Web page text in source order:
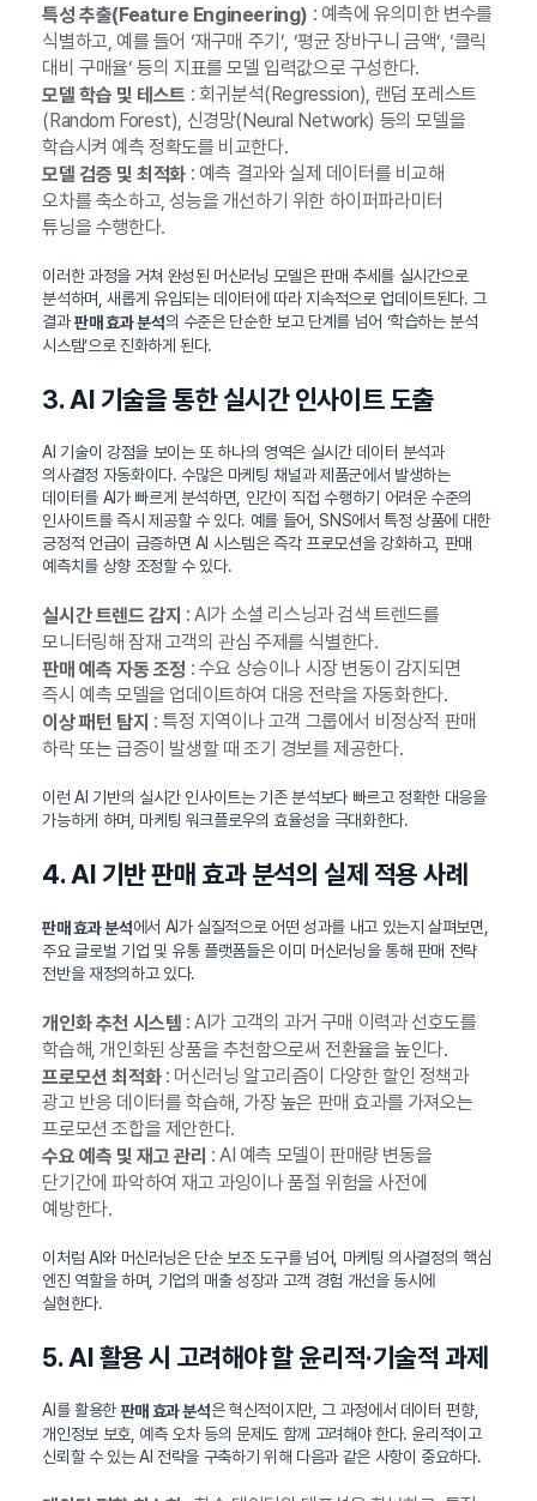
특성 추출(Feature Engineering) : 예측에 유의미한 변수를
식별하고, 예를 들어 ‘재구매 주기’, ‘평균 장바구니 금액’, ‘클릭
대비 구매율’ 등의 지표를 모델 입력값으로 구성한다.
모델 학습 및 테스트 : 회귀분석(Regression), 랜덤 포레스트
(Random Forest), 신경망(Neural Network) 등의 모델을
학습시켜 예측 정확도를 비교한다.
모델 검증 및 최적화: 예측 결과와 실제 데이터를 비교해
오차를 축소하고, 성능을 개선하기 위한 하이퍼파라미터
튜닝을 수행한다.
이러한 과정을 거쳐 완성된 머신러닝 모델은 판매 추세를 실시간으로
분석하며, 새롭게 유입되는 데이터에 따라 지속적으로 업데이트된다. 그
결과판매 효과 분석의 수준은 단순한 보고 단계를 넘어 ‘학습하는 분석
시스템’으로 진화하게 된다.
3. AI 기술을 통한 실시간 인사이트 도출
AI 기술이 강점을 보이는 또 하나의 영역은 실시간 데이터 분석과
의사결정 자동화이다. 수많은 마케팅 채널과 제품군에서 발생하는
데이터를 AI가 빠르게 분석하면, 인간이 직접 수행하기 어려운 수준의
인사이트를 즉시 제공할 수 있다. 예를 들어, SNS에서 특정 상품에 대한
긍정적 언급이 급증하면 AI 시스템은 즉각 프로모션을 강화하고, 판매
예측치를 상향 조정할 수 있다.
실시간 트렌드 감지 : AI가 소셜 리스닝과 검색 트렌드를
모니터링해 잠재 고객의 관심 주제를 식별한다.
판매 예측 자동 조정 : 수요 상승이나 시장 변동이 감지되면
즉시 예측 모델을 업데이트하여 대응 전략을 자동화한다.
이상 패턴 탐지 : 특정 지역이나 고객 그룹에서 비정상적 판매
하락 또는 급증이 발생할 때 조기 경보를 제공한다.
이런 AI 기반의 실시간 인사이트는 기존 분석보다 빠르고 정확한 대응을
가능하게 하며, 마케팅 워크플로우의 효율성을 극대화한다.
4. AI 기반 판매 효과 분석의 실제 적용 사례
판매 효과 분석에서 AI가 실질적으로 어떤 성과를 내고 있는지 살펴보면,
주요 글로벌 기업 및 유통 플랫폼들은 이미 머신러닝을 통해 판매 전략
전반을 재정의하고 있다.
개인화 추천 시스템 : AI가 고객의 과거 구매 이력과 선호도를
학습해, 개인화된 상품을 추천함으로써 전환율을 높인다.
프로모션 최적화: 머신러닝 알고리즘이 다양한 할인 정책과
광고 반응 데이터를 학습해, 가장 높은 판매 효과를 가져오는
프로모션 조합을 제안한다.
수요 예측 및 재고 관리 : AI 예측 모델이 판매량 변동을
단기간에 파악하여 재고 과잉이나 품절 위험을 사전에
예방한다.
이처럼 AI와 머신러닝은 단순 보조 도구를 넘어, 마케팅 의사결정의 핵심
엔진 역할을 하며, 기업의 매출 성장과 고객 경험 개선을 동시에
실현한다.
5. AI 활용 시 고려해야 할 윤리적·기술적 과제
AI를 활용한 판매 효과 분석은 혁신적이지만, 그 과정에서 데이터 편향,
개인정보 보호, 예측 오차 등의 문제도 함께 고려해야 한다. 윤리적이고
신뢰할 수 있는 AI 전략을 구축하기 위해 다음과 같은 사항이 중요하다.